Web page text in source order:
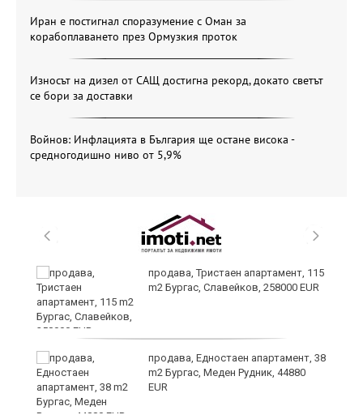
Иран е постигнал споразумение с Оман за
корабоплаването през Ормузкия проток
Износът на дизел от САЩ достигна рекорд, докато светът
се бори за доставки
Войнов: Инфлацията в България ще остане висока -
средногодишно ниво от 5,9%
продава, Тристаен апартамент, 115
m2 Бургас, Славейков, 258000 EUR
продава, Едностаен апартамент, 38
m2 Бургас, Меден Рудник, 44880
EUR